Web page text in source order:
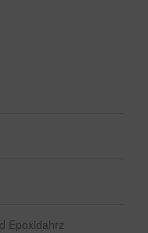
Epoxidahrz